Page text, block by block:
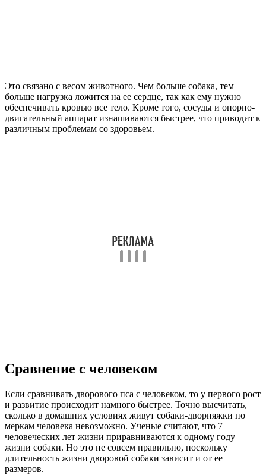
Это связано с весом животного. Чем больше собака, тем
больше нагрузка ложится на ее сердце, так как ему нужно
обеспечивать кровью все тело. Кроме того, сосуды и опорно-
двигательный аппарат изнашиваются быстрее, что приводит к
различным проблемам со здоровьем.
Сравнение с человеком
Если сравнивать дворового пса с человеком, то у первого рост
и развитие происходит намного быстрее. Точно высчитать,
сколько в домашних условиях живут собаки-дворняжки по
меркам человека невозможно. Ученые считают, что 7
человеческих лет жизни приравниваются к одному году
жизни собаки. Но это не совсем правильно, поскольку
длительность жизни дворовой собаки зависит и от ее
размеров.